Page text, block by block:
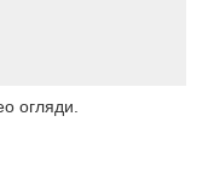
огляди.